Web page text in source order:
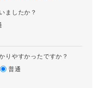
ましたか？
りやすかったですか？
普通